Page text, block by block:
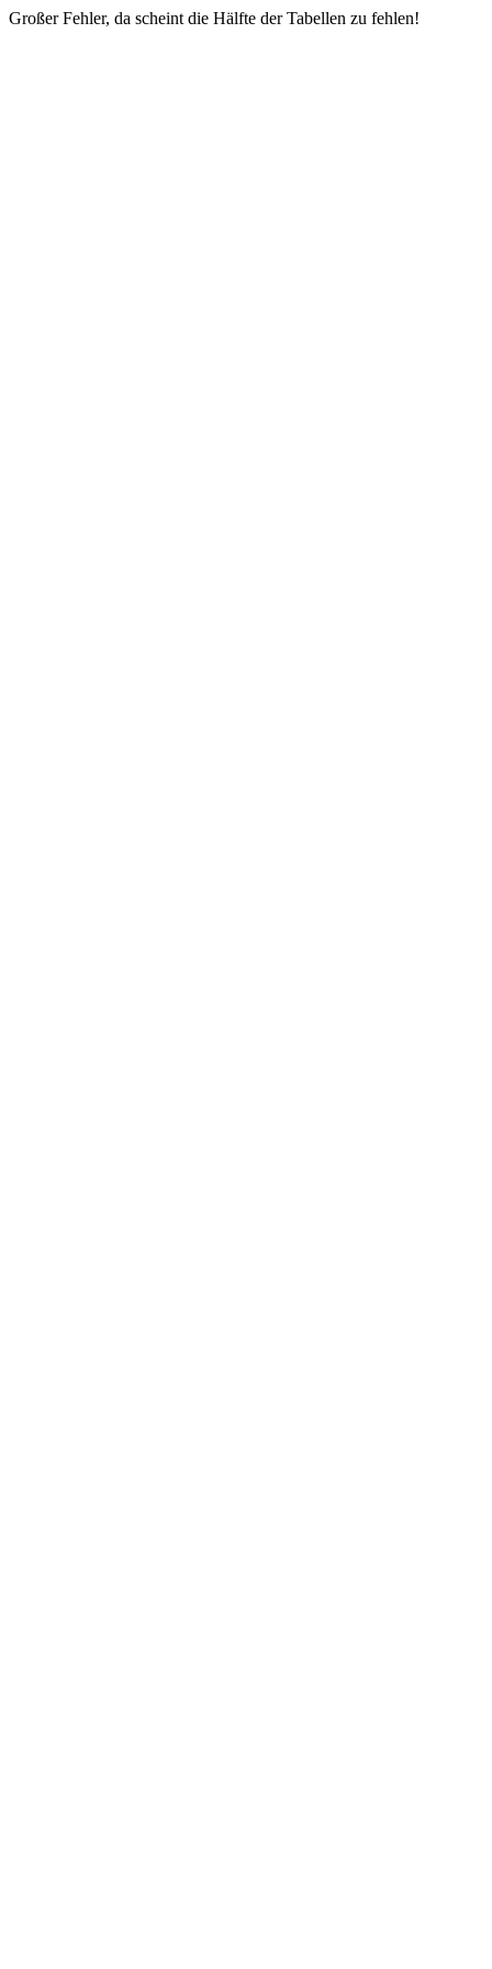
Großer Fehler, da scheint die Hälfte der Tabellen zu fehlen!